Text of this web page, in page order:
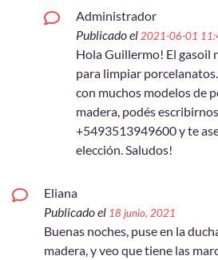
Administrador
Publicado el 2021-06-01
Hola Guillermo! El gasoil
para limpiar
con muchos modelos de
madera, podés
+5493513949600 y te
elección. Saludos!
Eliana
Publicado el 18 junio, 2021
Buenas noches, puse en la
madera, y veo que tiene las